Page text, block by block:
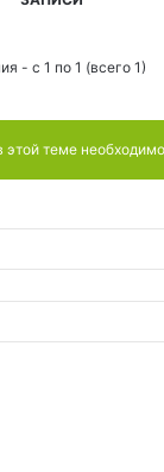
- с 1 по 1 (всего 1)
этой теме